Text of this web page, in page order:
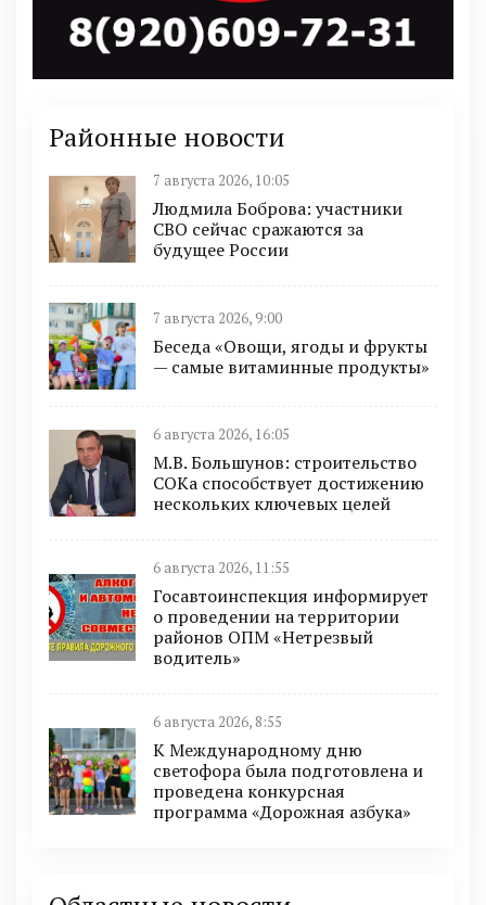
Районные новости
7 августа 2026, 10:05
Людмила Боброва: участники
СВО сейчас сражаются за
будущее России
7 августа 2026, 9:00
Беседа «Овощи, ягоды и фрукты
— самые витаминные продукты»
6 августа 2026, 16:05
М.В. Большунов: строительство
СОКа способствует достижению
нескольких ключевых целей
6 августа 2026, 11:55
Госавтоинспекция информирует
о проведении на территории
районов ОПМ «Нетрезвый
водитель»
6 августа 2026, 8:55
К Международному дню
светофора была подготовлена и
проведена конкурсная
программа «Дорожная азбука»